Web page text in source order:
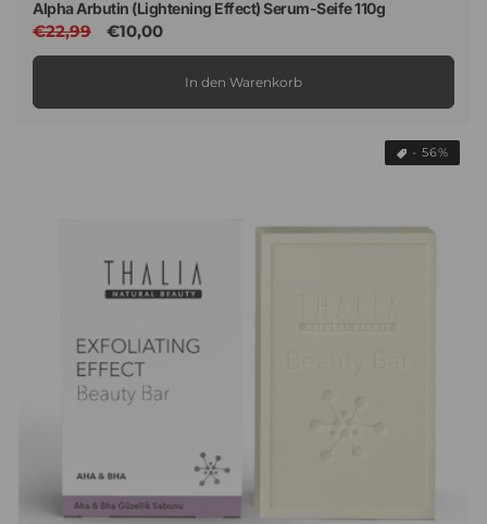
Alpha Arbutin (Lightening Effect) Serum-Seife 110g
Normaler
Preis
€22,99 Verkaufspreis
€10,00
In den Warenkorb
- 56%